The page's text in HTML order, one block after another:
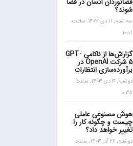
شوند؟
سه شنبه, 11 دی 1403, ساعت
10:01
گزارش‌ها از ناکامی GPT-
5 شرکت OpenAI در
برآورده‌سازی انتظارات
دوشنبه, 3 دی 1403, ساعت
0:35
هوش مصنوعی عاملی
چیست و چگونه کار را
تغییر خواهد داد؟
دوشنبه, 26 آذر 1403, ساعت